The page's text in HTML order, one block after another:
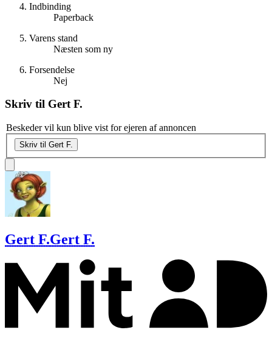
Indbinding
Paperback
Varens stand
Næsten som ny
Forsendelse
Nej
Skriv til Gert F.
Beskeder vil kun blive vist for ejeren af annoncen
Skriv til Gert F.
Gert F.Gert F.